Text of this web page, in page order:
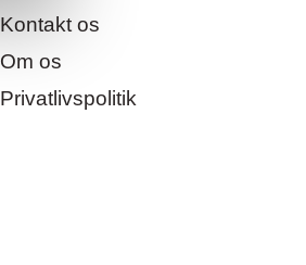
Kontakt os
Om os
Privatlivspolitik